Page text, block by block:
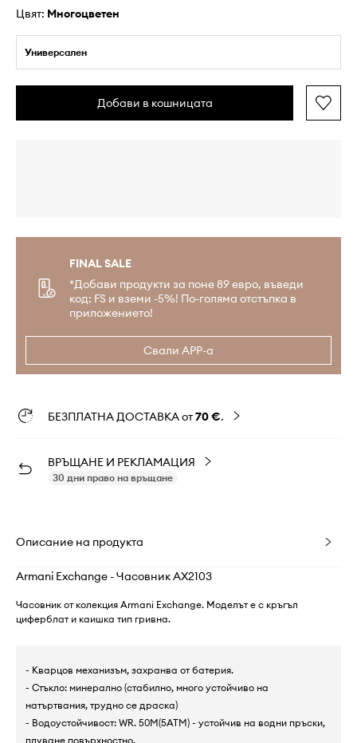
Цвят: многоцветен
Универсален
Добави в кошницата
FINAL SALE
*Добави продукти за поне 89 евро, въведи
код: FS и вземи -5%! По-голяма отстъпка в
приложението!
Свали APP-а
БЕЗПЛАТНА ДОСТАВКА от70 €.
ВРЪЩАНЕ И РЕКЛАМАЦИЯ
30 дни право на връщане
Описание на продукта
Armani Exchange - Часовник AX2103
Часовник от колекция Armani Exchange. Моделът е с кръгъл
циферблат и каишка тип гривна.
- Кварцов механизъм, захранва от батерия.
- Стъкло: минерално (стабилно, много устойчиво на
натъртвания, трудно се драска)
- Водоустойчивост: WR. 50M(5ATM) - устойчив на водни пръски,
плуване повърхностно.